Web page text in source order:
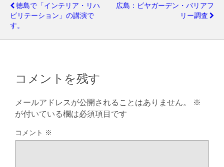
徳島で「インテリア・リハ
ビリテーション」の講演で
す。
広島：ビヤガーデン・バリアフ
リー調査
コメントを残す
メールアドレスが公開されることはありません。
※
が付いている欄は必須項目です
コメント ※